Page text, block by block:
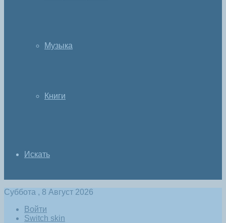
Музыка
Книги
Искать
Суббота , 8 Август 2026
Войти
Switch skin